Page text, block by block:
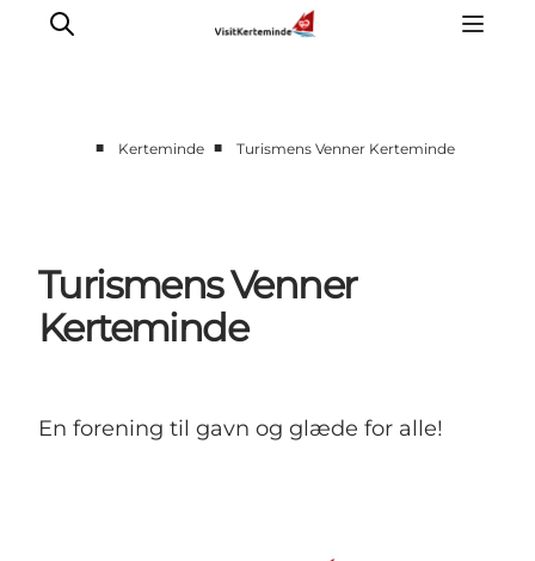
Spis godt
Sov godt
Planlæg din ferie
■ Kerteminde ■ Turismens Venner Kerteminde
Turismens Venner
Kerteminde
En forening til gavn og glæde for alle!